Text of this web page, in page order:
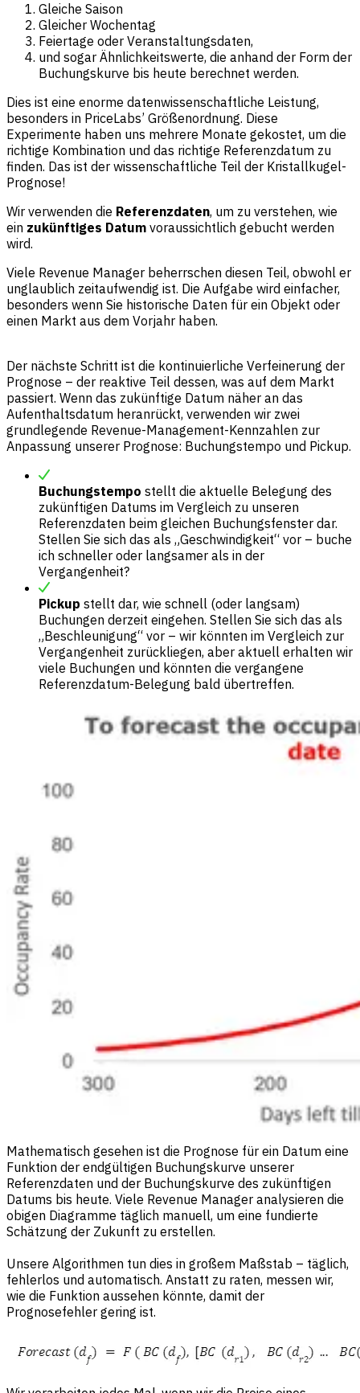
Gleiche Saison
Gleicher Wochentag
Feiertage oder Veranstaltungsdaten,
und sogar Ähnlichkeitswerte, die anhand der Form der
Buchungskurve bis heute berechnet werden.
Dies ist eine enorme datenwissenschaftliche Leistung,
besonders in PriceLabs’ Größenordnung. Diese
Experimente haben uns mehrere Monate gekostet, um die
richtige Kombination und das richtige Referenzdatum zu
finden. Das ist der wissenschaftliche Teil der Kristallkugel-
Prognose!
Wir verwenden die Referenzdaten, um zu verstehen, wie
ein zukünftiges Datum voraussichtlich gebucht werden
wird.
Viele Revenue Manager beherrschen diesen Teil, obwohl er
unglaublich zeitaufwendig ist. Die Aufgabe wird einfacher,
besonders wenn Sie historische Daten für ein Objekt oder
einen Markt aus dem Vorjahr haben.
Der nächste Schritt ist die kontinuierliche Verfeinerung der
Prognose – der reaktive Teil dessen, was auf dem Markt
passiert. Wenn das zukünftige Datum näher an das
Aufenthaltsdatum heranrückt, verwenden wir zwei
grundlegende Revenue-Management-Kennzahlen zur
Anpassung unserer Prognose: Buchungstempo und Pickup.
Buchungstempo stellt die aktuelle Belegung des
zukünftigen Datums im Vergleich zu unseren
Referenzdaten beim gleichen Buchungsfenster dar.
Stellen Sie sich das als „Geschwindigkeit“ vor – buche
ich schneller oder langsamer als in der
Vergangenheit?
Pickup stellt dar, wie schnell (oder langsam)
Buchungen derzeit eingehen. Stellen Sie sich das als
„Beschleunigung“ vor – wir könnten im Vergleich zur
Vergangenheit zurückliegen, aber aktuell erhalten wir
viele Buchungen und könnten die vergangene
Referenzdatum-Belegung bald übertreffen.
Mathematisch gesehen ist die Prognose für ein Datum eine
Funktion der endgültigen Buchungskurve unserer
Referenzdaten und der Buchungskurve des zukünftigen
Datums bis heute. Viele Revenue Manager analysieren die
obigen Diagramme täglich manuell, um eine fundierte
Schätzung der Zukunft zu erstellen.
Unsere Algorithmen tun dies in großem Maßstab – täglich,
fehlerlos und automatisch. Anstatt zu raten, messen wir,
wie die Funktion aussehen könnte, damit der
Prognosefehler gering ist.